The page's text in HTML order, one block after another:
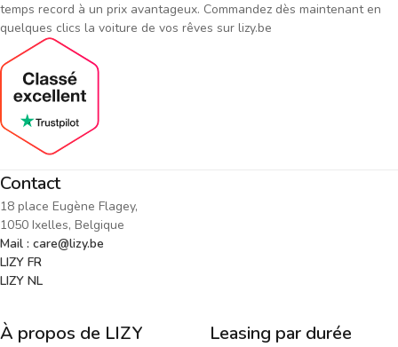
temps record à un prix avantageux. Commandez dès maintenant en
quelques clics la voiture de vos rêves sur lizy.be
Contact
18 place Eugène Flagey,
1050 Ixelles, Belgique
Mail : care@lizy.be
LIZY FR
LIZY NL
À propos de LIZY Leasing par durée